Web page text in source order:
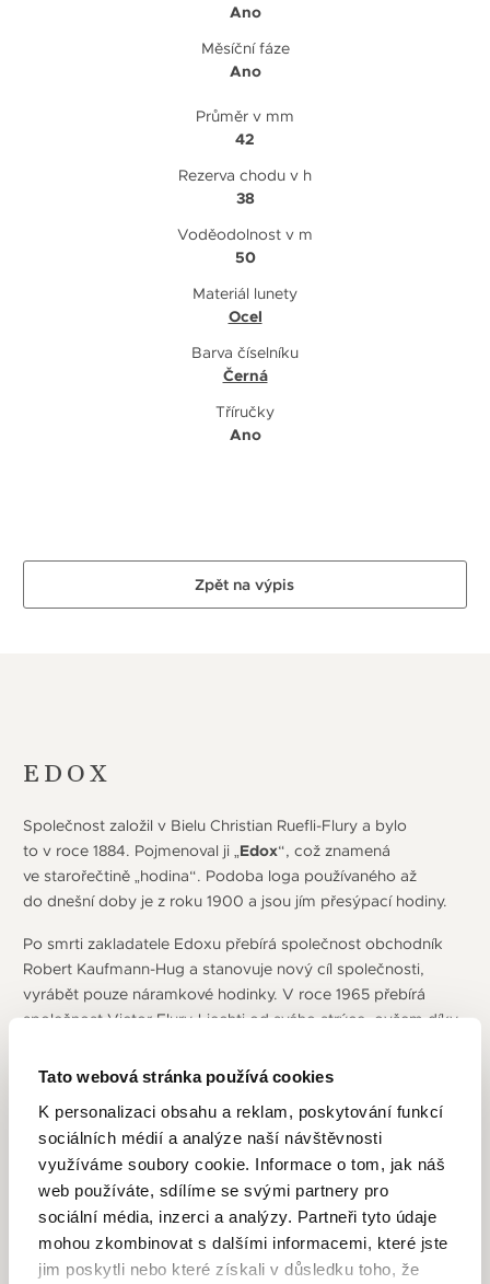
Tato webová stránka používá cookies
K personalizaci obsahu a reklam, poskytování funkcí
sociálních médií a analýze naší návštěvnosti
využíváme soubory cookie. Informace o tom, jak náš
web používáte, sdílíme se svými partnery pro
sociální média, inzerci a analýzy. Partneři tyto údaje
mohou zkombinovat s dalšími informacemi, které jste
jim poskytli nebo které získali v důsledku toho, že
Ano
Měsíční fáze
Ano
Průměr v mm
42
Rezerva chodu v h
38
Voděodolnost v m
50
Materiál lunety
Ocel
Barva číselníku
Černá
Tříručky
Ano
Zpět na výpis
EDOX
Společnost založil v Bielu Christian Ruefli-Flury a bylo
to v roce 1884. Pojmenoval ji „Edox“, což znamená
ve starořečtině „hodina“. Podoba loga používaného až
do dnešní doby je z roku 1900 a jsou jím přesýpací hodiny.
Po smrti zakladatele Edoxu přebírá společnost obchodník
Robert Kaufmann-Hug a stanovuje nový cíl společnosti,
vyrábět pouze náramkové hodinky. V roce 1965 přebírá
společnost Victor Flury-Liechti od svého strýce, ovšem díky
strojkem je společnost sloučena pod General Watch
v roce 1983, kdy se stala rodinou firmou koupenou Victorem
Strambinim a sídlo bylo přestěhováno do Ženevy. V 50.
letech zažívá firma velký rozvoj způsobený velkým zájmem
o hodinky značky Edox a otevírá zbrusu velkou a moderní
továrnu.
V roce 1961 společnost představuje i dnes vydávanou